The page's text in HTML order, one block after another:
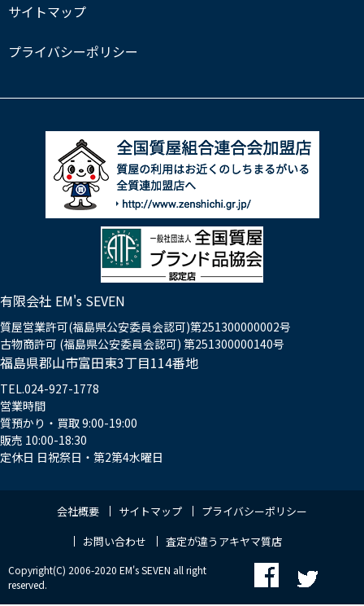
サイトマップ
プライバシーポリシー
有限会社 EM's SEVEN
質屋営業許可(福島県公安委員会認可)第251300000002号
古物商許可 (福島県公安委員会認可) 第251300000140号
福島県郡山市富田東3丁目114番地
TEL.024-927-1778
営業時間
質預かり・買取 9:00-19:00
販売 10:00-18:30
定休日 日祝祭日・第2第4水曜日
会社概要 サイトマップ
プライバシーポリシー
お問い合わせ
査定が違うアキヤマ質店
Copyright(C) 2006-2020 EM's SEVEN all right
reserved.